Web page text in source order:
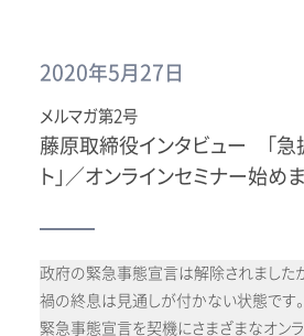
2020年5月27日
メルマガ第2号
藤原取締役インタビュー 「急
ト」／オンラインセミナー始め
政府の緊急事態宣言は解除されました
禍の終息は見通しが付かない状態です
緊急事態宣言を契機にさまざまなオン